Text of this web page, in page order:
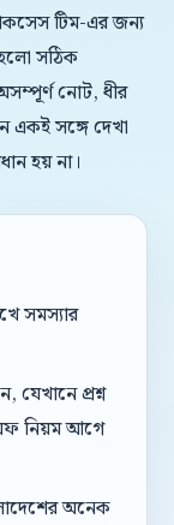
টিম-এর জন্য
সঠিক
নোট, ধীর
সঙ্গে দেখা
হয় না।
সমস্যার
প্রশ্ন
নিয়ম আগে
অনেক